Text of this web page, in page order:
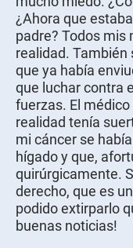
¿Ahora que
padre? Todos mis
realidad. También
que ya había
que luchar contra
fuerzas. El
realidad tenía
mi cáncer se
hígado y que,
quirúrgicamente.
derecho, que es
podido extirparlo
buenas noticias!